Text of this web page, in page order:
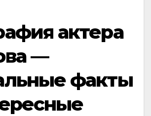
актера
—
факты